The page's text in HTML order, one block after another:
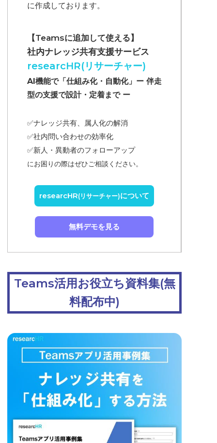
に作成しております。
【Teamsに追加して使える】
社内ナレッジ共有支援サービス
researcHR(リサーチャー)
AI機能で「仕組み化・自動化」ー 伴走
型の支援で設計・定着まで ー
✅ナレッジ共有、属人化の解消
✅社内問い合わせの効率化
✅新人・異動者のフォローアップ
にお困りの際はぜひご相談ください。
researcHR(リサーチャー)について
無料デモを見る
Teams活用お役立ち資料集(無
料配布中)